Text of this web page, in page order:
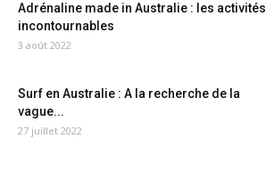
Adrénaline made in Australie : les activités
incontournables
3 août 2022
Surf en Australie : A la recherche de la
vague...
27 juillet 2022